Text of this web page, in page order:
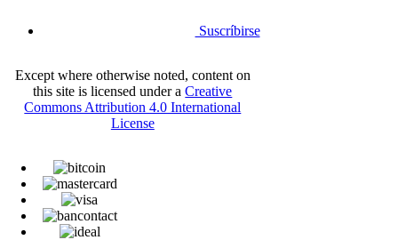
Suscríbirse
Except where otherwise noted, content on
this site is licensed under aCreative
Commons Attribution 4.0 International
License